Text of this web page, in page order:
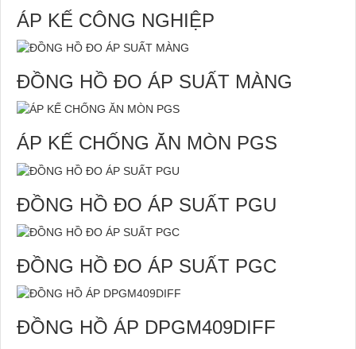
ÁP KẾ CÔNG NGHIỆP
ĐỒNG HỒ ĐO ÁP SUẤT MÀNG
ÁP KẾ CHỐNG ĂN MÒN PGS
ĐỒNG HỒ ĐO ÁP SUẤT PGU
ĐỒNG HỒ ĐO ÁP SUẤT PGC
ĐỒNG HỒ ÁP DPGM409DIFF